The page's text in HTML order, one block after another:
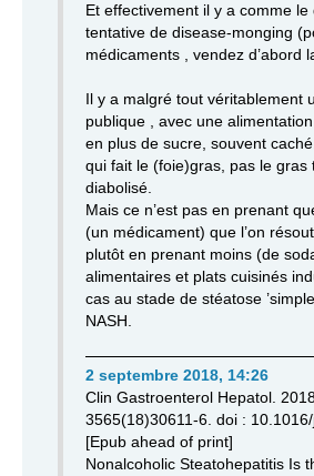
Et effectivement il y a comme le
tentative de disease-monging
médicaments , vendez d’abord
Il y a malgré tout véritablement
publique , avec une
en plus de sucre, souvent
qui fait le (foie)gras, pas le gras
diabolisé.
Mais ce n’est pas en prenant
(un médicament) que l’on
plutôt en prenant moins (de
alimentaires et plats cuisinés
cas au stade de stéatose
NASH.
2 septembre 2018, 14:26
Clin Gastroenterol Hepatol.
3565(18)30611-6. doi :
[Epub ahead of print]
Nonalcoholic Steatohepatitis Is